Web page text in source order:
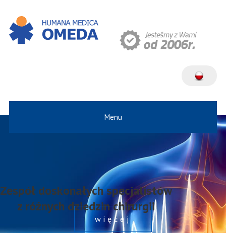
Menu
Zespół doskonałych specjalistów
z różnych dziedzin chirurgii
więcej